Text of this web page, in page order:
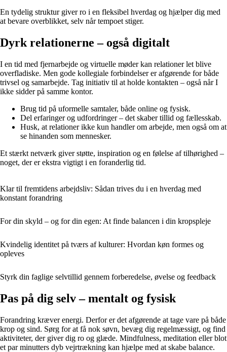
En tydelig struktur giver ro i en fleksibel hverdag og hjælper dig med
at bevare overblikket, selv når tempoet stiger.
Dyrk relationerne – også digitalt
I en tid med fjernarbejde og virtuelle møder kan relationer let blive
overfladiske. Men gode kollegiale forbindelser er afgørende for både
trivsel og samarbejde. Tag initiativ til at holde kontakten – også når I
ikke sidder på samme kontor.
Brug tid på uformelle samtaler, både online og fysisk.
Del erfaringer og udfordringer – det skaber tillid og fællesskab.
Husk, at relationer ikke kun handler om arbejde, men også om at
se hinanden som mennesker.
Et stærkt netværk giver støtte, inspiration og en følelse af tilhørighed –
noget, der er ekstra vigtigt i en foranderlig tid.
Klar til fremtidens arbejdsliv: Sådan trives du i en hverdag med
konstant forandring
For din skyld – og for din egen: At finde balancen i din kropspleje
Kvindelig identitet på tværs af kulturer: Hvordan køn formes og
opleves
Styrk din faglige selvtillid gennem forberedelse, øvelse og feedback
Pas på dig selv – mentalt og fysisk
Forandring kræver energi. Derfor er det afgørende at tage vare på både
krop og sind. Sørg for at få nok søvn, bevæg dig regelmæssigt, og find
aktiviteter, der giver dig ro og glæde. Mindfulness, meditation eller blot
et par minutters dyb vejrtrækning kan hjælpe med at skabe balance.